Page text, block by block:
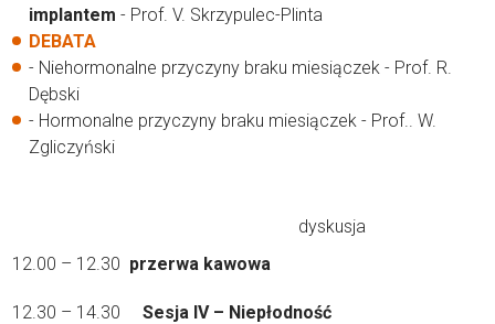
implantem - Prof. V. Skrzypulec-Plinta
DEBATA
- Niehormonalne przyczyny braku miesiączek - Prof. R.
Dębski
- Hormonalne przyczyny braku miesiączek - Prof.. W.
Zgliczyński
dyskusja
12.00 – 12.30 przerwa kawowa
12.30 – 14.30Sesja IV – Niepłodność